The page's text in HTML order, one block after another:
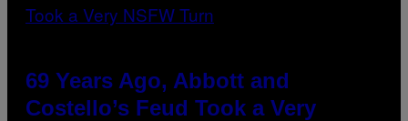
69 Years Ago, Abbott and
Costello’s Feud Took a Very